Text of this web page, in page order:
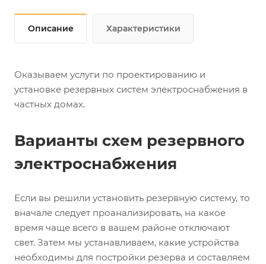
Описание Характеристики
Оказываем услуги по проектированию и
установке резервных систем электроснабжения в
частных домах.
Варианты схем резервного
электроснабжения
Если вы решили установить резервную систему, то
вначале следует проанализировать, на какое
время чаще всего в вашем районе отключают
свет. Затем мы устанавливаем, какие устройства
необходимы для постройки резерва и составляем